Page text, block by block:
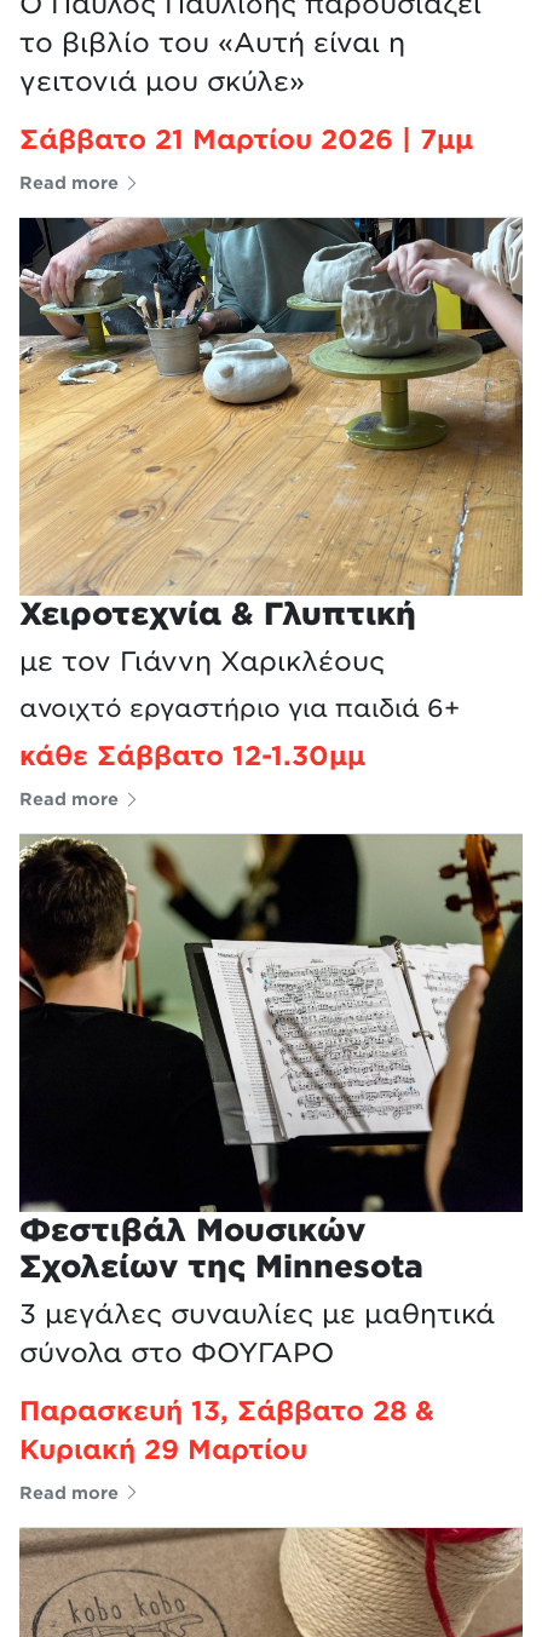
Σάββατο 21 Μαρτίου 2026 | 7μμ
το βιβλίο του «Αυτή είναι η
γειτονιά μου σκύλε»
Read more
Χειροτεχνία & Γλυπτική
κάθε Σάββατο 12-1.30μμ
με τον Γιάννη Χαρικλέους
ανοιχτό εργαστήριο για παιδιά 6+
Read more
Φεστιβάλ Μουσικών
Σχολείων της Minnesota
Παρασκευή 13, Σάββατο 28 &
Κυριακή 29 Μαρτίου
3 μεγάλες συναυλίες με μαθητικά
σύνολα στο ΦΟΥΓΑΡΟ
Read more